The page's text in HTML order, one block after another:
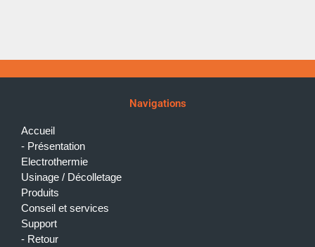
Navigations
Accueil
Présentation
Electrothermie
Usinage / Décolletage
Produits
Conseil et services
Support
Retour